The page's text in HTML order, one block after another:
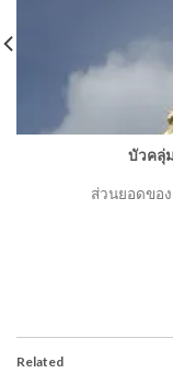
บัวคลุ่
ส่วนยอดขอ
Related